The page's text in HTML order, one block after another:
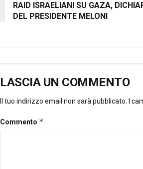
RAID ISRAELIANI SU GAZA,
DEL PRESIDENTE MELONI
LASCIA UN COMMENTO
Il tuo indirizzo email non sarà pubblicato. I
Commento *